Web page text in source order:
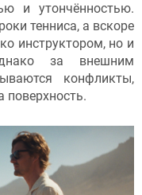
и утончённостью.
тенниса, а вскоре
инструктором, но и
за внешним
конфликты,
поверхность.